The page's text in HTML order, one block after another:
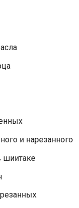
и нарезанного
шиитаке